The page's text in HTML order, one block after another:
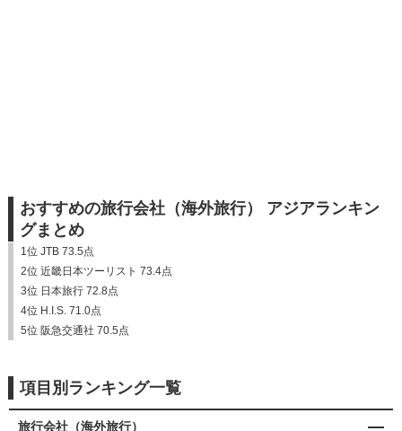
おすすめの旅行会社（海外旅行） アジアランキン
グまとめ
1位 JTB 73.5点
2位 近畿日本ツーリスト 73.4点
3位 日本旅行 72.8点
4位 H.I.S. 71.0点
5位 阪急交通社 70.5点
項目別ランキング一覧
旅行会社（海外旅行）